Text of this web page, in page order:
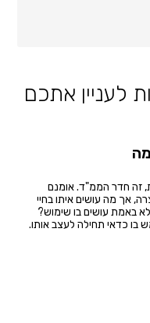
לעניין אתכם
זה חדר הממ"ד. אומנם
אך מה עושים איתו בחיי
באמת עושים בו שימוש?
בו כדאי תחילה לעצב אותו.